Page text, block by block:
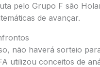
pelo Grupo F são
de avançar.
não haverá sorteio
utilizou conceitos de